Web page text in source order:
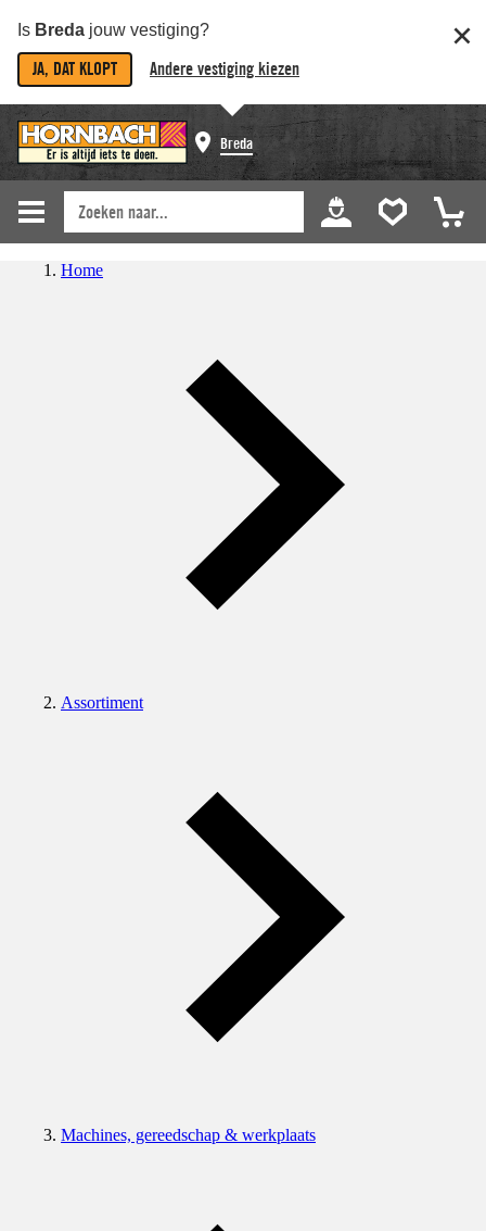
Is Breda jouw vestiging?
JA, DAT KLOPT Andere vestiging kiezen
Breda
Home
Assortiment
Machines, gereedschap & werkplaats